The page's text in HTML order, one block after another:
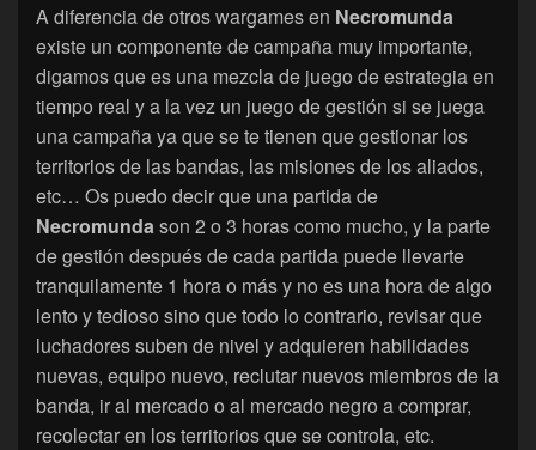
A diferencia de otros wargames en Necromunda
existe un componente de campaña muy importante,
digamos que es una mezcla de juego de estrategia en
tiempo real y a la vez un juego de gestión si se juega
una campaña ya que se te tienen que gestionar los
territorios de las bandas, las misiones de los aliados,
etc… Os puedo decir que una partida de
Necromundason 2 o 3 horas como mucho, y la parte
de gestión después de cada partida puede llevarte
tranquilamente 1 hora o más y no es una hora de algo
lento y tedioso sino que todo lo contrario, revisar que
luchadores suben de nivel y adquieren habilidades
nuevas, equipo nuevo, reclutar nuevos miembros de la
banda, ir al mercado o al mercado negro a comprar,
recolectar en los territorios que se controla, etc.